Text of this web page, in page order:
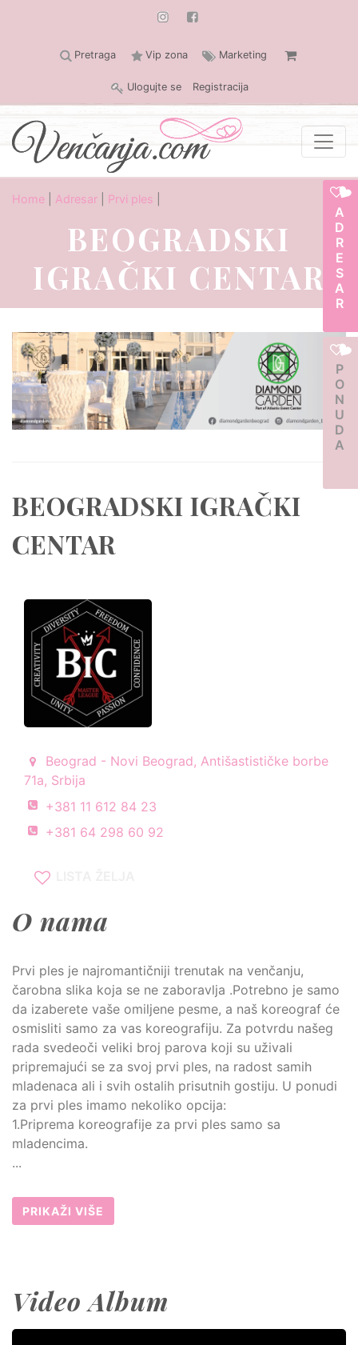
Pretraga Vip zona Marketing
Ulogujte se Registracija
ADRESAR
PONUDA
Home Adresar Prvi ples
BEOGRADSKI
IGRAČKI CENTAR
BEOGRADSKI IGRAČKI
CENTAR
Beograd - Novi Beograd, Antišastističke borbe
71a, Srbija
+381 11 612 84 23
+381 64 298 60 92
O nama
Prvi ples je najromantičniji trenutak na venčanju,
čarobna slika koja se ne zaboravlja .Potrebno je samo
da izaberete vaše omiljene pesme, a naš koreograf će
osmisliti samo za vas koreografiju. Za potvrdu našeg
rada svedeoči veliki broj parova koji su uživali
pripremajući se za svoj prvi ples, na radost samih
mladenaca ali i svih ostalih prisutnih gostiju. U ponudi
za prvi ples imamo nekoliko opcija:
1.Priprema koreografije za prvi ples samo sa
mladencima.
...
PRIKAŽI VIŠE
Video Album